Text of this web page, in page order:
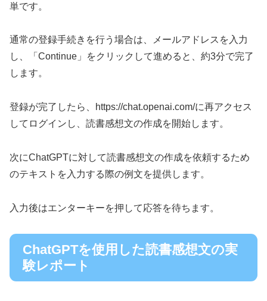
単です。
通常の登録手続きを行う場合は、メールアドレスを入力
し、「Continue」をクリックして進めると、約3分で完了
します。
登録が完了したら、https://chat.openai.com/に再アクセス
してログインし、読書感想文の作成を開始します。
次にChatGPTに対して読書感想文の作成を依頼するため
のテキストを入力する際の例文を提供します。
入力後はエンターキーを押して応答を待ちます。
ChatGPTを使用した読書感想文の実
験レポート